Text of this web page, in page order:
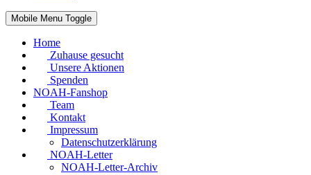
Mobile Menu Toggle
Home
Zuhause gesucht
Unsere Aktionen
Spenden
NOAH-Fanshop
Team
Kontakt
Impressum
Datenschutzerklärung
NOAH-Letter
NOAH-Letter-Archiv